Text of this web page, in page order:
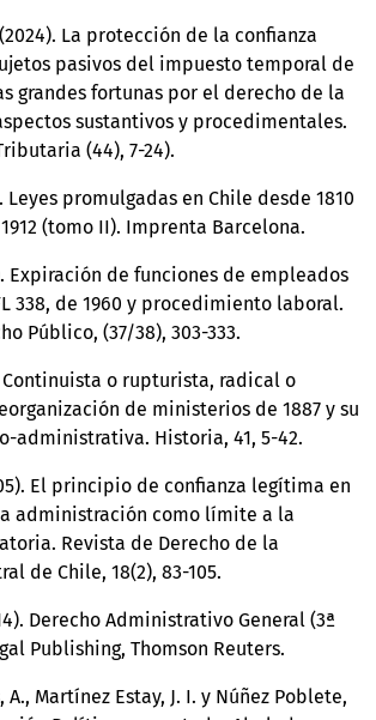
La protección de la confianza
pasivos del impuesto temporal de
grandes fortunas por el derecho de la
sustantivos y procedimentales.
(44), 7-24).
Leyes promulgadas en Chile desde 1810
(tomo II). Imprenta Barcelona.
Expiración de funciones de empleados
338, de 1960 y procedimiento laboral.
Público, (37/38), 303-333.
Continuista o rupturista, radical o
de ministerios de 1887 y su
administrativa. Historia, 41, 5-42.
El principio de confianza legítima en
administración como límite a la
Revista de Derecho de la
de Chile, 18(2), 83-105.
Derecho Administrativo General (3ª
Publishing, Thomson Reuters.
A., Martínez Estay, J. I. y Núñez Poblete,